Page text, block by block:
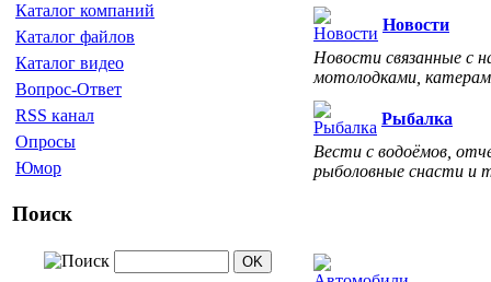
Каталог компаний
Каталог файлов
Каталог видео
Вопрос-Ответ
RSS канал
Опросы
Юмор
Поиск
Новости
Новости связанные с
мотолодками,
Рыбалка
Вести с водоёмов,
рыболовные снасти и